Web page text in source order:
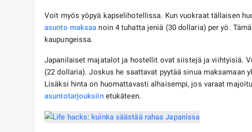
Voit myös yöpyä kapselihotellissa. Kun vuokraat tällaisen
asunto maksaa noin 4 tuhatta jeniä (30 dollaria) per yö.
kaupungeissa.
Japanilaiset majatalot ja hostellit ovat siistejä ja viihtyisiä.
(22 dollaria). Joskus he saattavat pyytää sinua maksamaan
Lisäksi hinta on huomattavasti alhaisempi, jos varaat
asuntotarjouksiinetukäteen.